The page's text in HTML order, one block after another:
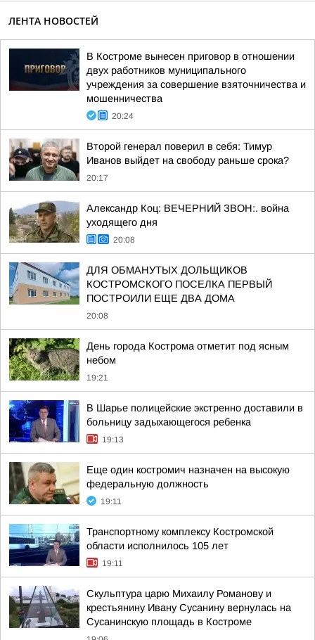
ЛЕНТА НОВОСТЕЙ
В Костроме вынесен приговор в отношении
двух работников муниципального
учреждения за совершение взяточничества и
мошенничества
20:24
Второй генерал поверил в себя: Тимур
Иванов выйдет на свободу раньше срока?
20:17
Александр Коц: ВЕЧЕРНИЙ ЗВОН:. война
уходящего дня
20:08
ДЛЯ ОБМАНУТЫХ ДОЛЬЩИКОВ
КОСТРОМСКОГО ПОСЕЛКА ПЕРВЫЙ
ПОСТРОИЛИ ЕЩЕ ДВА ДОМА
20:08
День города Кострома отметит под ясным
небом
19:21
В Шарье полицейские экстренно доставили в
больницу задыхающегося ребенка
19:13
Еще один костромич назначен на высокую
федеральную должность
19:11
Транспортному комплексу Костромской
области исполнилось 105 лет
19:11
Скульптура царю Михаилу Романову и
крестьянину Ивану Сусанину вернулась на
Сусанинскую площадь в Костроме